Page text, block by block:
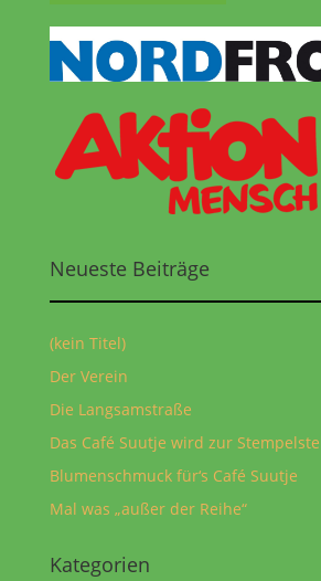
Neueste Beiträge
(kein Titel)
Der Verein
Die Langsamstraße
Das Café Suutje wird zur
Blumenschmuck für‘s Café Suutje
Mal was „außer der Reihe“
Kategorien